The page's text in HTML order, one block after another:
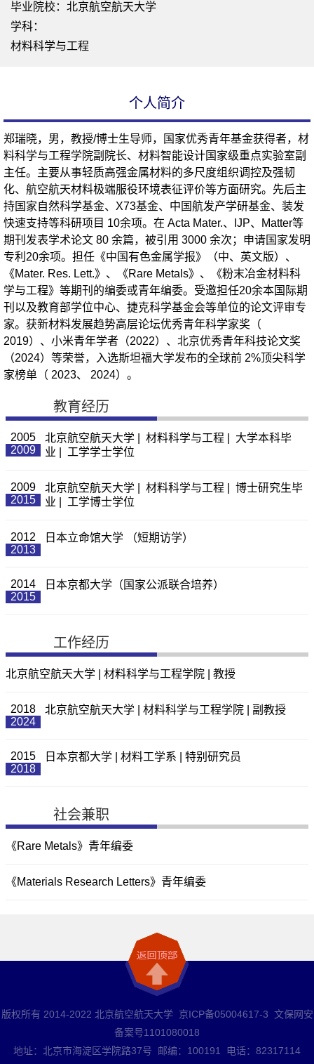
毕业院校：北京航空航天大学
学科：
材料科学与工程
个人简介
郑瑞晓，男，教授/博士生导师，国家优秀青年基金获得者，材
料科学与工程学院副院长、材料智能设计国家级重点实验室副
主任。主要从事轻质高强金属材料的多尺度组织调控及强韧
化、航空航天材料极端服役环境表征评价等方面研究。先后主
持国家自然科学基金、X73基金、中国航发产学研基金、装发
快速支持等科研项目 10余项。在 Acta Mater.、IJP、Matter等
期刊发表学术论文 80 余篇，被引用 3000 余次；申请国家发明
专利20余项。担任《中国有色金属学报》（中、英文版）、
《Mater. Res. Lett.》、《Rare Metals》、《粉末冶金材料科
学与工程》等期刊的编委或青年编委。受邀担任20余本国际期
刊以及教育部学位中心、捷克科学基金会等单位的论文评审专
家。获新材料发展趋势高层论坛优秀青年科学家奖（
2019）、小米青年学者（2022）、北京优秀青年科技论文奖
（2024）等荣誉，入选斯坦福大学发布的全球前 2%顶尖科学
家榜单（ 2023、 2024）。
教育经历
2005
2009
北京航空航天大学 | 材料科学与工程 | 大学本科毕
业 | 工学学士学位
2009
2015
北京航空航天大学 | 材料科学与工程 | 博士研究生毕
业 | 工学博士学位
2012
2013
日本立命馆大学 （短期访学）
2014
2015
日本京都大学（国家公派联合培养）
工作经历
北京航空航天大学 | 材料科学与工程学院 | 教授
2018
2024
北京航空航天大学 | 材料科学与工程学院 | 副教授
2015
2018
日本京都大学 | 材料工学系 | 特别研究员
社会兼职
《Rare Metals》青年编委
《Materials Research Letters》青年编委
版权所有 2014-2022 北京航空航天大学 京ICP备05004617-3 文保网安
备案号1101080018
地址：北京市海淀区学院路37号 邮编：100191 电话：82317114